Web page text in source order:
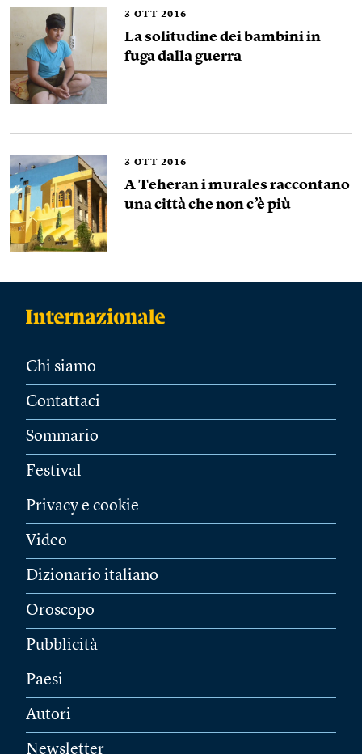
3 OTT 2016
La solitudine dei bambini in
fuga dalla guerra
3 OTT 2016
A Teheran i murales raccontano
una città che non c’è più
Chi siamo
Contattaci
Sommario
Festival
Privacy e cookie
Video
Dizionario italiano
Oroscopo
Pubblicità
Paesi
Autori
Newsletter